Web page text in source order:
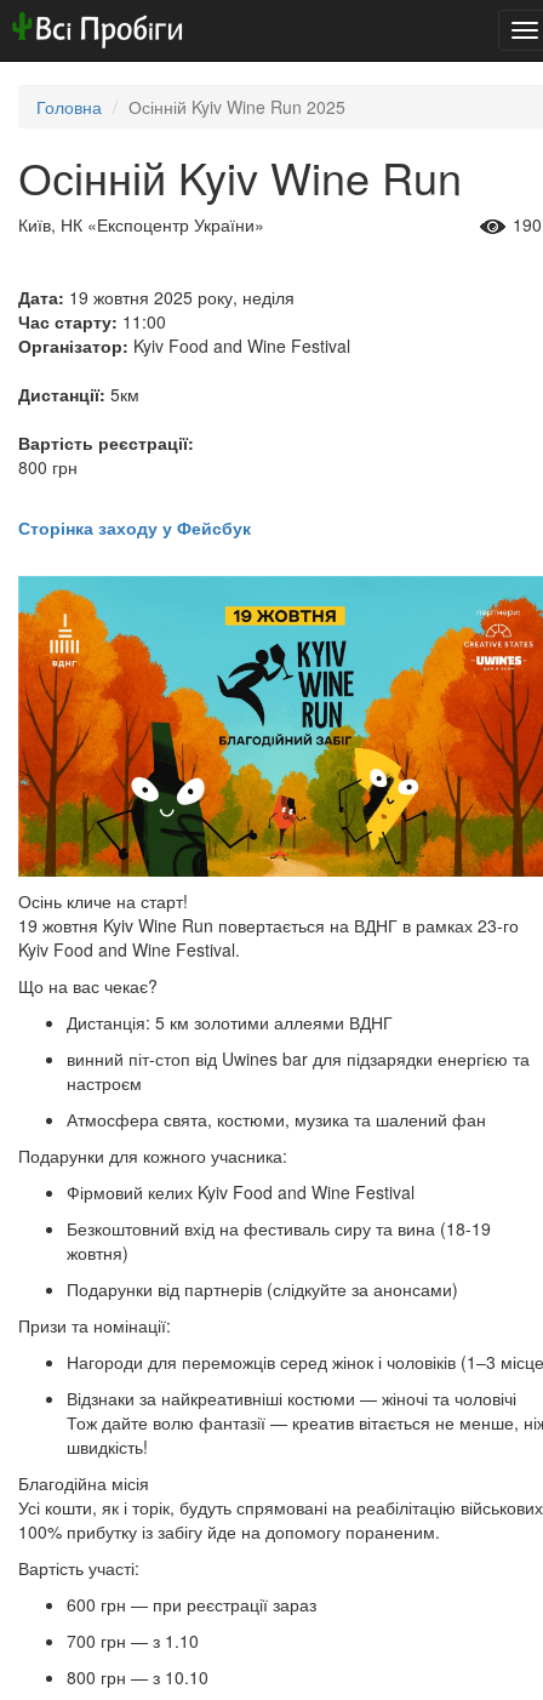
Головна Осінній Kyiv Wine Run 2025
Осінній Kyiv Wine Run
Київ, НК «Експоцентр України»
Дата: 19 жовтня 2025 року, неділя
Час старту: 11:00
Організатор: Kyiv Food and Wine Festival
Дистанції: 5км
Вартість реєстрації:
800 грн
Сторінка заходу у Фейсбук
Осінь кличе на старт!
19 жовтня Kyiv Wine Run повертається на ВДНГ в рамках 23-го
Kyiv Food and Wine Festival.
Що на вас чекає?
Дистанція: 5 км золотими аллеями ВДНГ
винний піт-стоп від Uwines bar для підзарядки енергією та
настроєм
Атмосфера свята, костюми, музика та шалений фан
Подарунки для кожного учасника:
Фірмовий келих Kyiv Food and Wine Festival
Безкоштовний вхід на фестиваль сиру та вина (18-19
жовтня)
Подарунки від партнерів (слідкуйте за анонсами)
Призи та номінації:
Нагороди для переможців серед жінок і чоловіків (1–3
Відзнаки за найкреативніші костюми — жіночі та чоловічі
Тож дайте волю фантазії — креатив вітається не менше,
швидкість!
Благодійна місія
Усі кошти, як і торік, будуть спрямовані на реабілітацію
100% прибутку із забігу йде на допомогу пораненим.
Вартість участі:
600 грн — при реєстрації зараз
700 грн — з 1.10
800 грн — з 10.10